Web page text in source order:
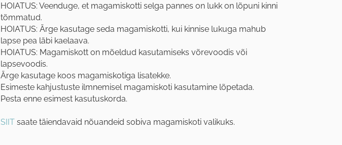
HOIATUS: Veenduge, et magamiskotti selga pannes on lukk on lõpuni kinni
tõmmatud.
HOIATUS: Ärge kasutage seda magamiskotti, kui kinnise lukuga mahub
lapse pea läbi kaelaava.
HOIATUS: Magamiskott on mõeldud kasutamiseks võrevoodis või
lapsevoodis.
Ärge kasutage koos magamiskotiga lisatekke.
Esimeste kahjustuste ilmnemisel magamiskoti kasutamine lõpetada.
Pesta enne esimest kasutuskorda.
SIIT saate täiendavaid nõuandeid sobiva magamiskoti valikuks.